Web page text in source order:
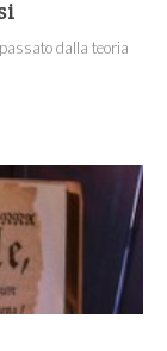
dalla teoria